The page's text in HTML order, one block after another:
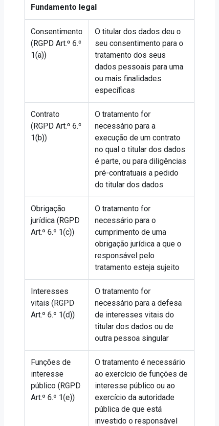
Fundamento legal
Consentimento
(RGPD Art.º 6.º
1(a))
O titular dos dados deu o
seu consentimento para o
tratamento dos seus
dados pessoais para uma
ou mais finalidades
específicas
Contrato
(RGPD Art.º 6.º
1(b))
O tratamento for
necessário para a
execução de um contrato
no qual o titular dos dados
é parte, ou para diligências
pré-contratuais a pedido
do titular dos dados
Obrigação
jurídica (RGPD
Art.º 6.º 1(c))
O tratamento for
necessário para o
cumprimento de uma
obrigação jurídica a que o
responsável pelo
tratamento esteja sujeito
Interesses
vitais (RGPD
Art.º 6.º 1(d))
O tratamento for
necessário para a defesa
de interesses vitais do
titular dos dados ou de
outra pessoa singular
Funções de
interesse
público (RGPD
Art.º 6.º 1(e))
O tratamento é necessário
ao exercício de funções de
interesse público ou ao
exercício da autoridade
pública de que está
investido o responsável